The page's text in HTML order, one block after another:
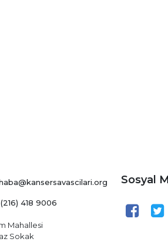
418 9006
Mahallesi
Sokak
Sosyal